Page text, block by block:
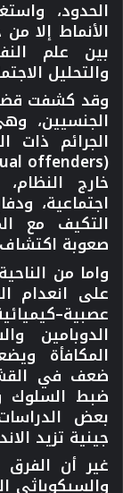
الحدود،
الأنماط إلا
بين علم
والتحليل
وقد كشفت
الجنسيين،
الجرائم ذات
خارج
اجتماعية،
التكيف مع
صعوبة اكتشاف
واما من
على انعدام
الدوبامين
المكافأة
ضعف في
ضبط السلوك
بعض
جينية تزيد
غير أن الفرق
والسيكوباثي